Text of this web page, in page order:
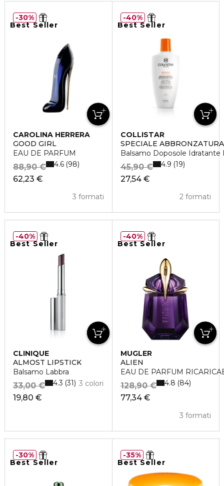
Best Seller
CAROLINA HERRERA
GOOD GIRL
EAU DE PARFUM
62,23 €
88,90 €
3 formati
4.6 98
30%
Best Seller
COLLISTAR
SPECIALE
Balsamo Doposole Idratante
27,54 €
45,90 €
2 formati
4.9 19
40%
Best Seller
CLINIQUE
ALMOST LIPSTICK
Balsamo Labbra
19,80 €
33,00 € 3 colori
4.3 31
40%
Best Seller
MUGLER
ALIEN
EAU DE PARFUM
77,34 €
128,90 €
3 formati
4.8 84
40%
Best Seller
30%
Best Seller
35%